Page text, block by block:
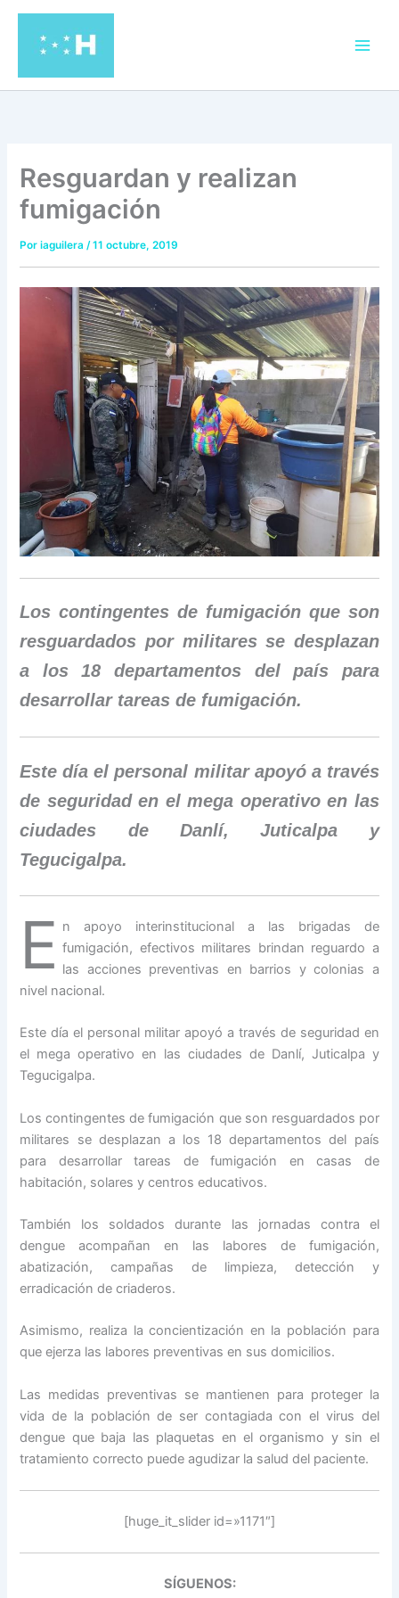
contenido
Resguardan y realizan
fumigación
Poriaguilera/11 octubre, 2019
Los contingentes de fumigación que son
resguardados por militares se desplazan
a los 18 departamentos del país para
desarrollar tareas de fumigación.
Este día el personal militar apoyó a través
de seguridad en el mega operativo en las
ciudades de Danlí, Juticalpa y
Tegucigalpa.
E n apoyo interinstitucional a las brigadas de
fumigación, efectivos militares brindan reguardo a
las acciones preventivas en barrios y colonias a
nivel nacional.
Este día el personal militar apoyó a través de seguridad en
el mega operativo en las ciudades de Danlí, Juticalpa y
Tegucigalpa.
Los contingentes de fumigación que son resguardados por
militares se desplazan a los 18 departamentos del país
para desarrollar tareas de fumigación en casas de
habitación, solares y centros educativos.
También los soldados durante las jornadas contra el
dengue acompañan en las labores de fumigación,
abatización, campañas de limpieza, detección y
erradicación de criaderos.
Asimismo, realiza la concientización en la población para
que ejerza las labores preventivas en sus domicilios.
Las medidas preventivas se mantienen para proteger la
vida de la población de ser contagiada con el virus del
dengue que baja las plaquetas en el organismo y sin el
tratamiento correcto puede agudizar la salud del paciente.
[huge_it_slider id=»1171″]
SÍGUENOS: